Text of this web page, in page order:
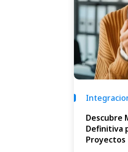
Descubre
Definitiva
Proyectos